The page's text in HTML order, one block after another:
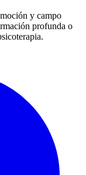
y campo
profunda o